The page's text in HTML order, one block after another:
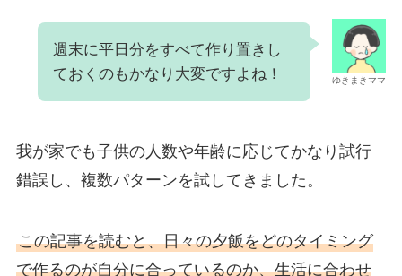
ゆきまきママ
週末に平日分をすべて作り置きし
ておくのもかなり大変ですよね！
我が家でも子供の人数や年齢に応じてかなり試行
錯誤し、複数パターンを試してきました。
この記事を読むと、日々の夕飯をどのタイミング
で作るのが自分に合っているのか、生活に合わせ